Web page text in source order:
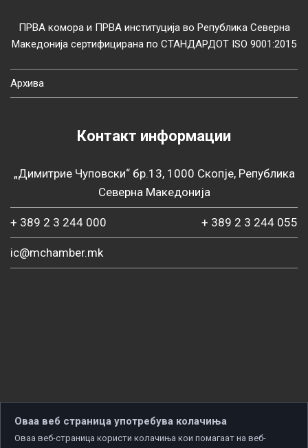
ПРВА комора и ПРВА институција во Република Северна
Македонија сертифицирана по СТАНДАРДОТ ISO 9001:2015
Архива
Контакт информации
„Димитрие Чуповски“ бр.13, 1000 Скопје, Република
Северна Македонија
+ 389 2 3 244 000 + 389 2 3 244 055
ic@mchamber.mk
Оваа веб страница употребува колачиња
Оваа веб-страница користи колачиња кои помагаат на веб-